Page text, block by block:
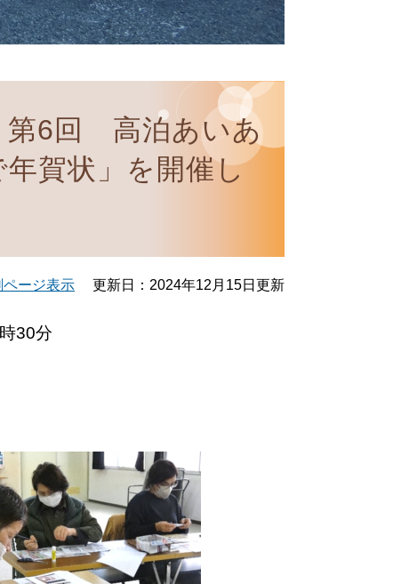
第6回 高泊あいあ
賀状」を開催し
ージ表示 更新日：2024年12月15日更新
30分